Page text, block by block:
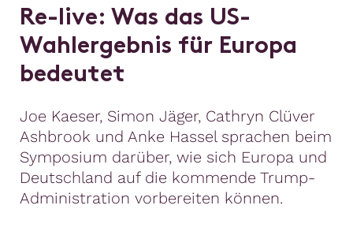
Re-live: Was das US-
Wahlergebnis für Europa
bedeutet
Joe Kaeser, Simon Jäger, Cathryn Clüver
Ashbrook und Anke Hassel sprachen beim
Symposium darüber, wie sich Europa und
Deutschland auf die kommende Trump-
Administration vorbereiten können.